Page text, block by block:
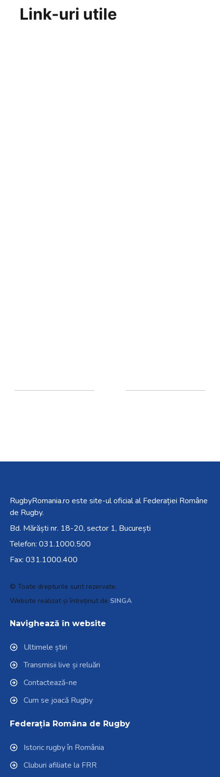
Link-uri utile
RugbyRomania.ro este site-ul oficial al Federației Române
de Rugby.
Bd. Mărăști nr. 18-20, sector 1, București
Telefon: 031.1000.500
Fax: 031.1000.400
© Toate drepturile sunt rezervate.
Website realizat și întreținut de SINGA
Navighează în website
Ultimele știri
Transmisii live și reluări
Contactează-ne
Cum se joacă Rugby
Federația Româna de Rugby
Istoric rugby în România
Cluburi afiliate la FRR